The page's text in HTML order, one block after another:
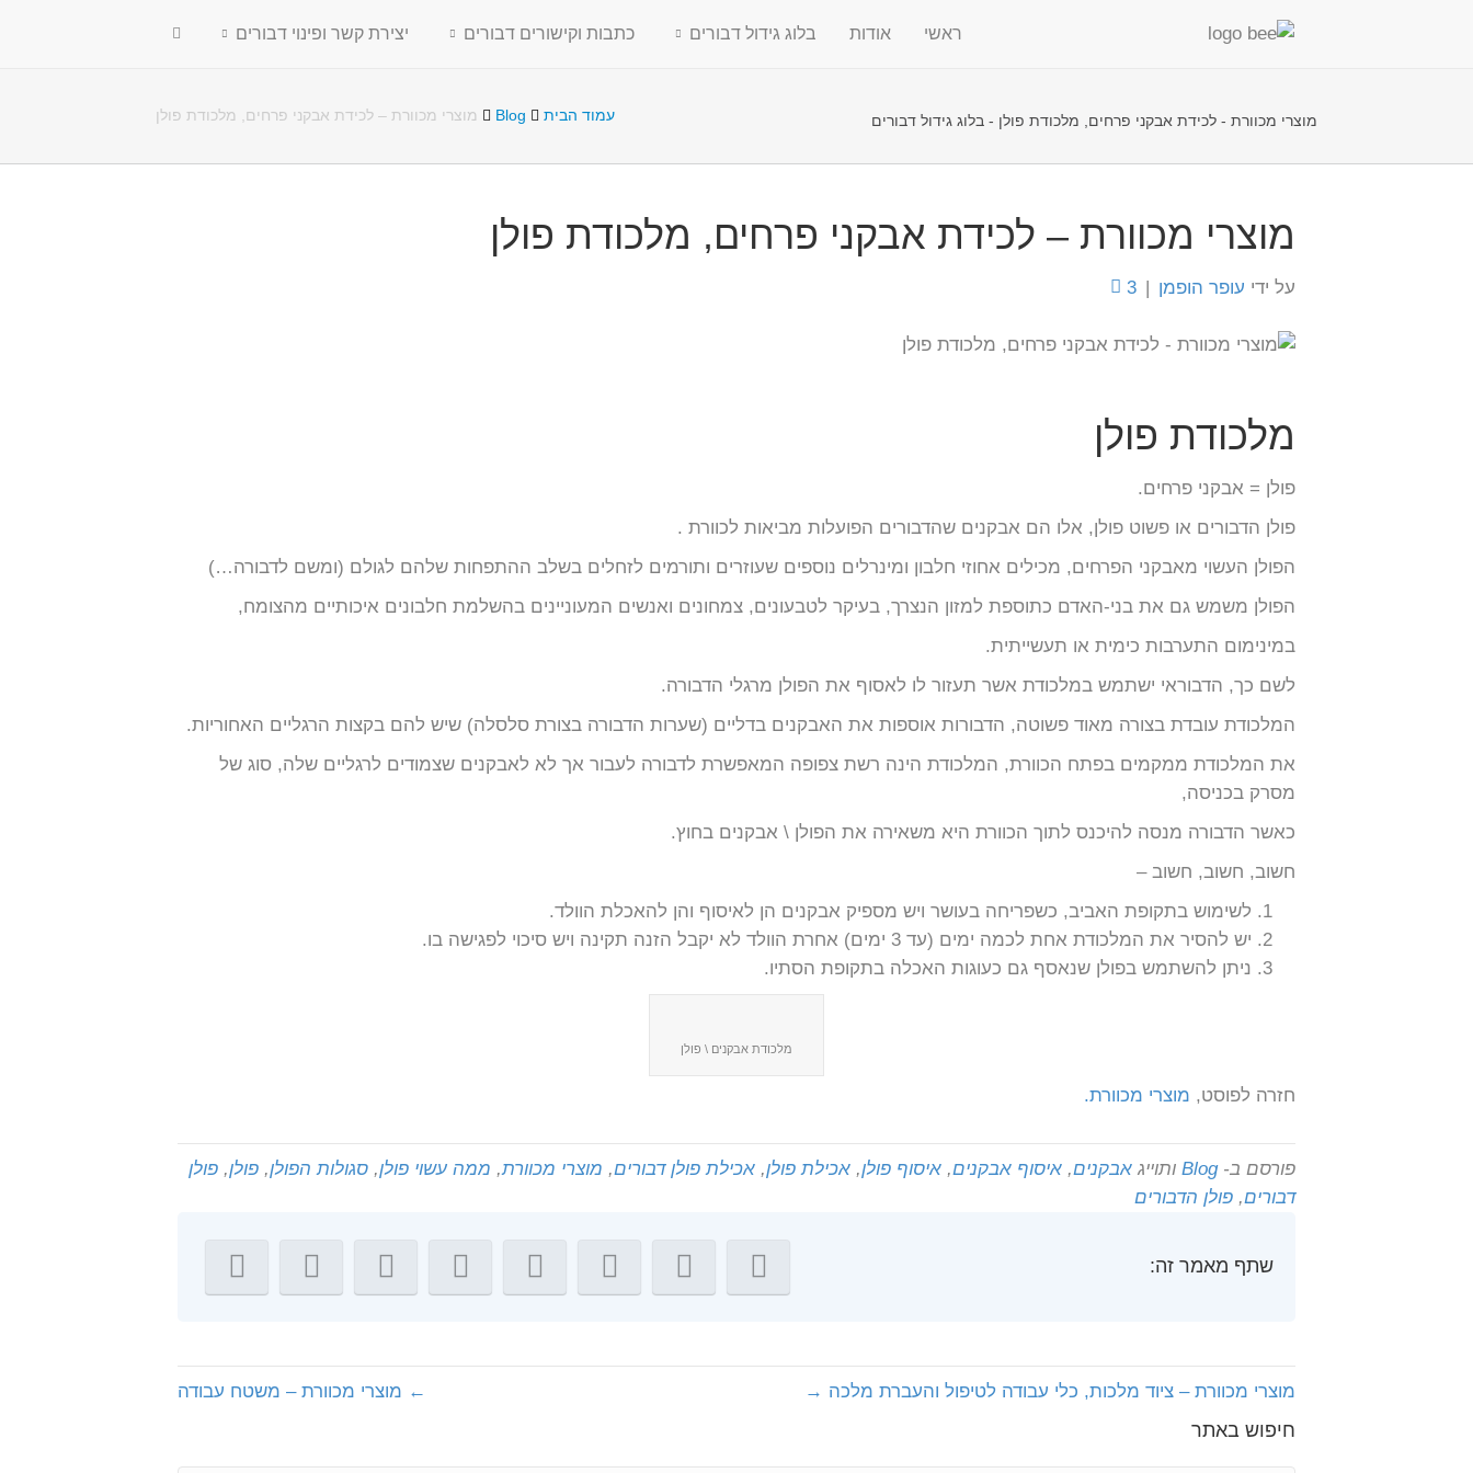
ראשי אודות בלוג גידול דבורים כתבות וקישורים דבורים יצירת קשר ופינוי דבורים
מוצרי מכוורת - לכידת אבקני פרחים, מלכודת פולן - בלוג גידול דבורים עמוד הבית Blog מוצרי מכוורת – לכידת אבקני פרחים, מלכודת פולן
מוצרי מכוורת – לכידת אבקני פרחים, מלכודת פולן
על ידי עופר הופמן |
3
מלכודת פולן
פולן = אבקני פרחים.
פולן הדבורים או פשוט פולן, אלו הם אבקנים שהדבורים הפועלות מביאות לכוורת .
הפולן העשוי מאבקני הפרחים, מכילים אחוזי חלבון ומינרלים נוספים שעוזרים ותורמים לזחלים בשלב ההתפחות שלהם לגולם (ומשם לדבורה…)
הפולן משמש גם את בני-האדם כתוספת למזון הנצרך, בעיקר לטבעונים, צמחונים ואנשים המעוניינים בהשלמת חלבונים איכותיים מהצומח,
במינימום התערבות כימית או תעשייתית.
לשם כך, הדבוראי ישתמש במלכודת אשר תעזור לו לאסוף את הפולן מרגלי הדבורה.
המלכודת עובדת בצורה מאוד פשוטה, הדבורות אוספות את האבקנים בדליים (שערות הדבורה בצורת סלסלה) שיש להם בקצות הרגליים האחוריות.
את המלכודת ממקמים בפתח הכוורת, המלכודת הינה רשת צפופה המאפשרת לדבורה לעבור אך לא לאבקנים שצמודים לרגליים שלה, סוג של
מסרק בכניסה,
כאשר הדבורה מנסה להיכנס לתוך הכוורת היא משאירה את הפולן \ אבקנים בחוץ.
חשוב, חשוב, חשוב –
לשימוש בתקופת האביב, כשפריחה בעושר ויש מספיק אבקנים הן לאיסוף והן להאכלת הוולד.
יש להסיר את המלכודת אחת לכמה ימים (עד 3 ימים) אחרת הוולד לא יקבל הזנה תקינה ויש סיכוי לפגישה בו.
ניתן להשתמש בפולן שנאסף גם כעוגות האכלה בתקופת הסתיו.
מלכודת אבקנים \ פולן
חזרה לפוסט, מוצרי מכוורת.
פורסם ב-Blog ותוייג אבקנים, איסוף אבקנים, איסוף פולן, אכילת פולן, אכילת פולן דבורים, מוצרי מכוורת, ממה עשוי פולן, סגולות הפולן, פולן, פולן
דבורים, פולן הדבורים
שתף מאמר זה:
← מוצרי מכוורת – משטח עבודה מוצרי מכוורת – ציוד מלכות, כלי עבודה לטיפול והעברת מלכה →
חיפוש באתר